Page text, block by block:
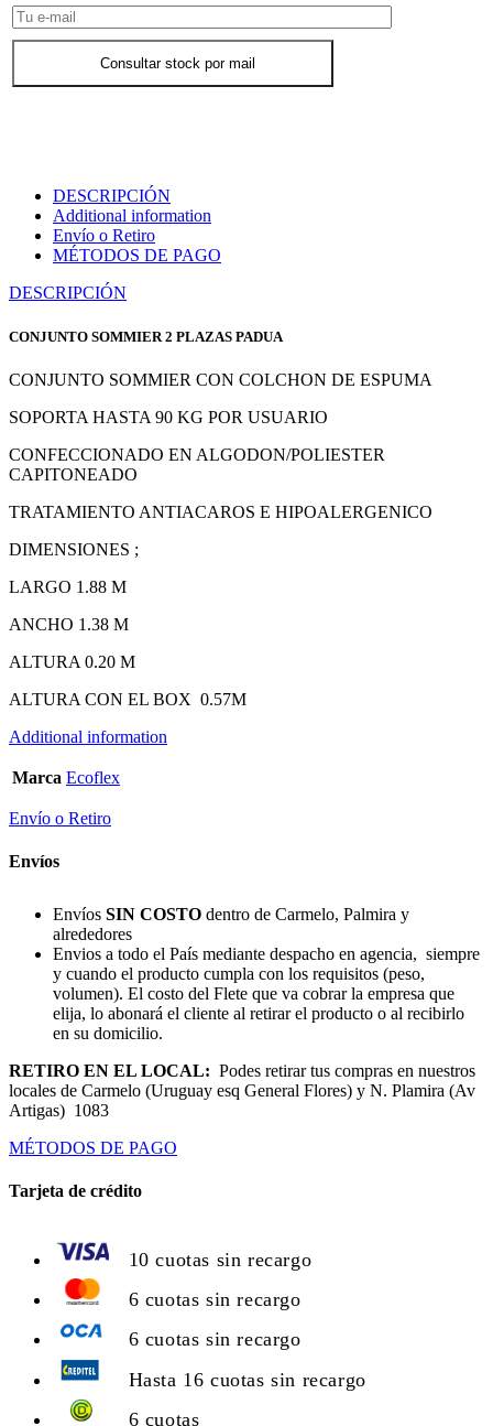
Consultar stock por mail
DESCRIPCIÓN
Additional information
Envío o Retiro
MÉTODOS DE PAGO
DESCRIPCIÓN
CONJUNTO SOMMIER 2 PLAZAS PADUA
CONJUNTO SOMMIER CON COLCHON DE ESPUMA
SOPORTA HASTA 90 KG POR USUARIO
CONFECCIONADO EN ALGODON/POLIESTER
CAPITONEADO
TRATAMIENTO ANTIACAROS E HIPOALERGENICO
DIMENSIONES ;
LARGO 1.88 M
ANCHO 1.38 M
ALTURA 0.20 M
ALTURA CON EL BOX 0.57M
Additional information
Marca Ecoflex
Envío o Retiro
Envíos
Envíos SIN COSTO dentro de Carmelo, Palmira y
alrededores
Envios a todo el País mediante despacho en agencia, siempre
y cuando el producto cumpla con los requisitos (peso,
volumen). El costo del Flete que va cobrar la empresa que
elija, lo abonará el cliente al retirar el producto o al recibirlo
en su domicilio.
RETIRO EN EL LOCAL: Podes retirar tus compras en nuestros
locales de Carmelo (Uruguay esq General Flores) y N. Plamira (Av
Artigas) 1083
MÉTODOS DE PAGO
Tarjeta de crédito
10 cuotas sin recargo
6 cuotas sin recargo
6 cuotas sin recargo
Hasta 16 cuotas sin recargo
6 cuotas